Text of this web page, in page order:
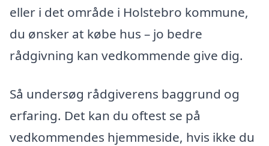
eller i det område i Holstebro kommune,
du ønsker at købe hus – jo bedre
rådgivning kan vedkommende give dig.
Så undersøg rådgiverens baggrund og
erfaring. Det kan du oftest se på
vedkommendes hjemmeside, hvis ikke du